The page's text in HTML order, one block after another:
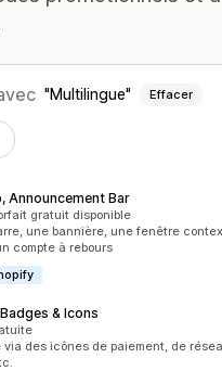
Multilingue Effacer
Announcement Bar
5
gratuit disponible
une bannière, une fenêtre
compte à rebours
& Icons
5
via des icônes de paiement, de